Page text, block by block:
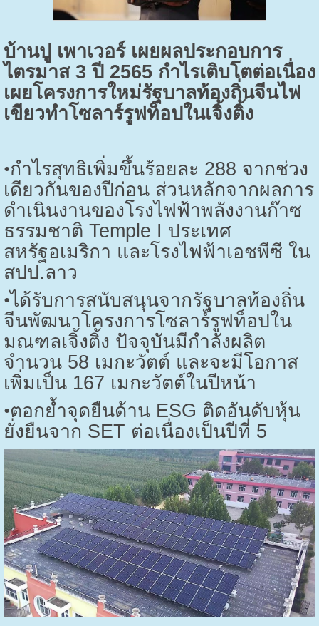
บ้านปู เพาเวอร์ เผยผลประกอบการ
ไตรมาส 3 ปี 2565กำไรเติบโตต่อเนื่อง
เผยโครงการใหม่รัฐบาลท้องถิ่นจีนไฟ
เขียวทำโซลาร์รูฟท็อปในเจิ้งติ้ง
•กำไรสุทธิเพิ่มขึ้นร้อยละ 288 จากช่วง
เดียวกันของปีก่อน ส่วนหลักจากผลการ
ดำเนินงานของโรงไฟฟ้าพลังงานก๊าซ
ธรรมชาติ Temple I ประเทศ
สหรัฐอเมริกา และโรงไฟฟ้าเอชพีซี ใน
สปป.ลาว
•ได้รับการสนับสนุนจากรัฐบาลท้องถิ่น
จีนพัฒนาโครงการโซลาร์รูฟท็อปใน
มณฑลเจิ้งติ้ง ปัจจุบันมีกำลังผลิต
จำนวน 58 เมกะวัตต์ และจะมีโอกาส
เพิ่มเป็น 167 เมกะวัตต์ในปีหน้า
•ตอกย้ำจุดยืนด้าน ESG ติดอันดับหุ้น
ยั่งยืนจาก SET ต่อเนื่องเป็นปีที่ 5